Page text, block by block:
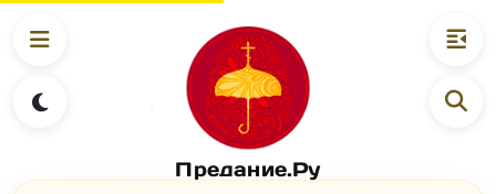
Предание.Ру